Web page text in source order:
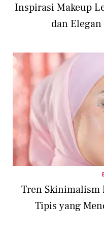
Inspirasi Makeup
dan
Tren Skinimalism
Tipis yang